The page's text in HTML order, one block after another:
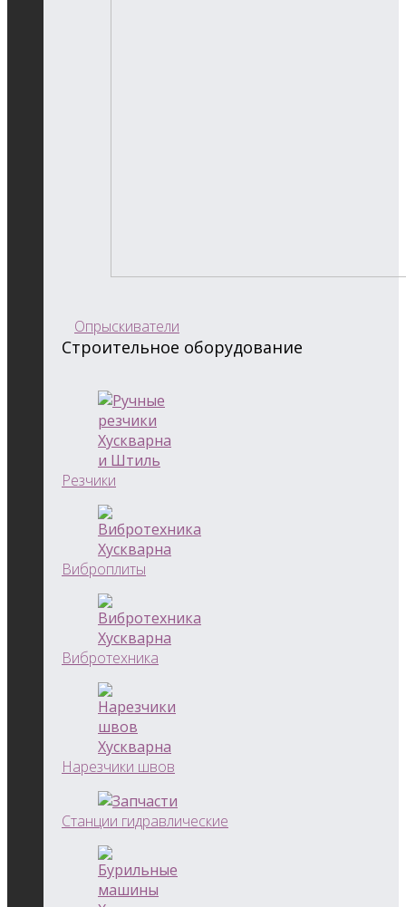
Опрыскиватели
Строительное оборудование
Резчики
Виброплиты
Вибротехника
Нарезчики швов
Станции гидравлические